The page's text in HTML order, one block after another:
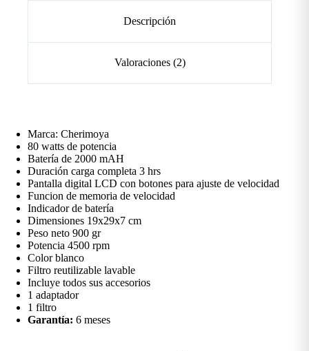
Descripción
Valoraciones (2)
Marca: Cherimoya
80 watts de potencia
Batería de 2000 mAH
Duración carga completa 3 hrs
Pantalla digital LCD con botones para ajuste de velocidad
Funcion de memoria de velocidad
Indicador de batería
Dimensiones 19x29x7 cm
Peso neto 900 gr
Potencia 4500 rpm
Color blanco
Filtro reutilizable lavable
Incluye todos sus accesorios
1 adaptador
1 filtro
Garantía: 6 meses